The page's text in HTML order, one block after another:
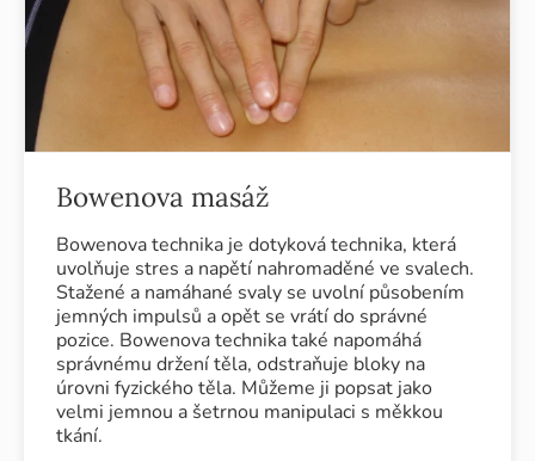
Bowenova masáž
Bowenova technika je dotyková technika, která
uvolňuje stres a napětí nahromaděné ve svalech.
Stažené a namáhané svaly se uvolní působením
jemných impulsů a opět se vrátí do správné
pozice. Bowenova technika také napomáhá
správnému držení těla, odstraňuje bloky na
úrovni fyzického těla. Můžeme ji popsat jako
velmi jemnou a šetrnou manipulaci s měkkou
tkání.